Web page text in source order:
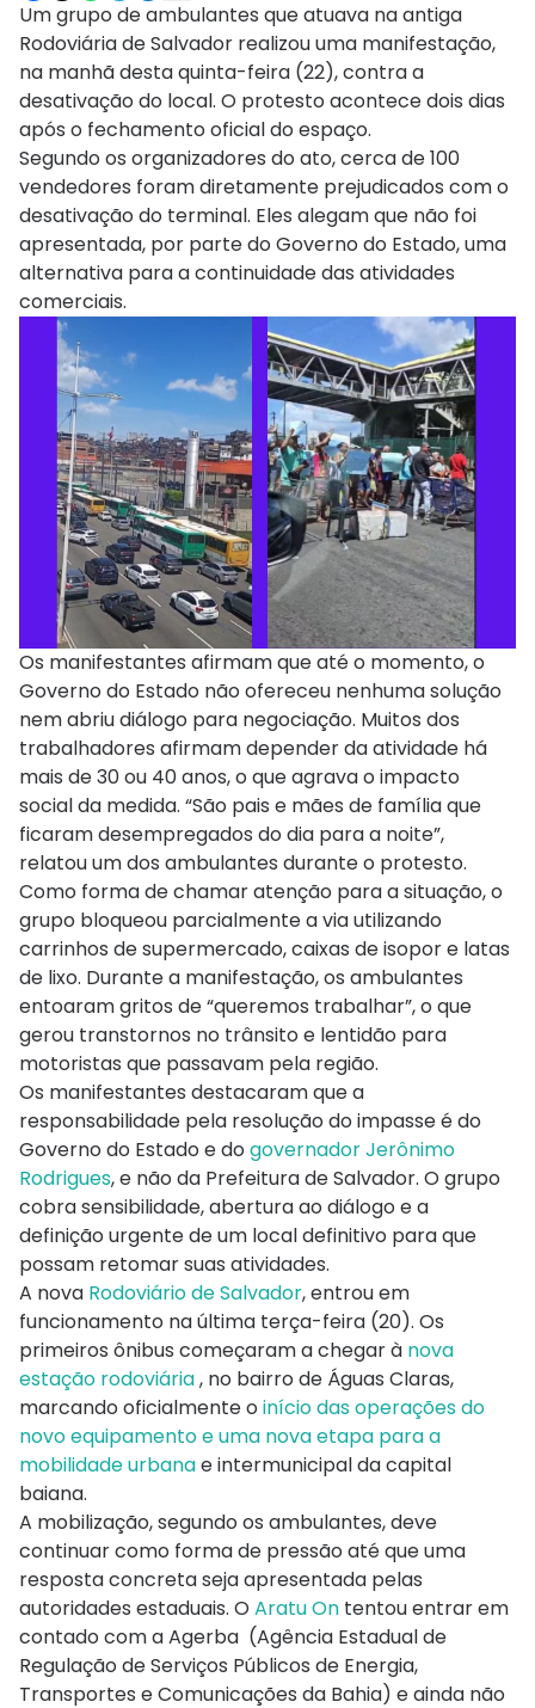
Um grupo de ambulantes que atuava na antiga
Rodoviária de Salvador realizou uma manifestação,
na manhã desta quinta-feira (22), contra a
desativação do local. O protesto acontece dois dias
após o fechamento oficial do espaço.
Segundo os organizadores do ato, cerca de 100
vendedores foram diretamente prejudicados com o
desativação do terminal. Eles alegam que não foi
apresentada, por parte do Governo do Estado, uma
alternativa para a continuidade das atividades
comerciais.
Os manifestantes afirmam que até o momento, o
Governo do Estado não ofereceu nenhuma solução
nem abriu diálogo para negociação. Muitos dos
trabalhadores afirmam depender da atividade há
mais de 30 ou 40 anos, o que agrava o impacto
social da medida. “São pais e mães de família que
ficaram desempregados do dia para a noite”,
relatou um dos ambulantes durante o protesto.
Como forma de chamar atenção para a situação, o
grupo bloqueou parcialmente a via utilizando
carrinhos de supermercado, caixas de isopor e latas
de lixo. Durante a manifestação, os ambulantes
entoaram gritos de “queremos trabalhar”, o que
gerou transtornos no trânsito e lentidão para
motoristas que passavam pela região.
Os manifestantes destacaram que a
responsabilidade pela resolução do impasse é do
Governo do Estado e do governador Jerônimo
Rodrigues, e não da Prefeitura de Salvador. O grupo
cobra sensibilidade, abertura ao diálogo e a
definição urgente de um local definitivo para que
possam retomar suas atividades.
A nova Rodoviário de Salvador, entrou em
funcionamento na última terça-feira (20). Os
primeiros ônibus começaram a chegar à nova
estação rodoviária, no bairro de Águas Claras,
marcando oficialmente o início das operações do
novo equipamento e uma nova etapa para a
mobilidade urbanae intermunicipal da capital
baiana.
A mobilização, segundo os ambulantes, deve
continuar como forma de pressão até que uma
resposta concreta seja apresentada pelas
autoridades estaduais. O Aratu On tentou entrar em
contado com a Agerba (Agência Estadual de
Regulação de Serviços Públicos de Energia,
Transportes e Comunicações da Bahia) e ainda não